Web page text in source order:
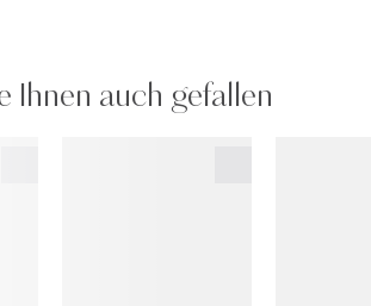
Ihnen auch gefallen